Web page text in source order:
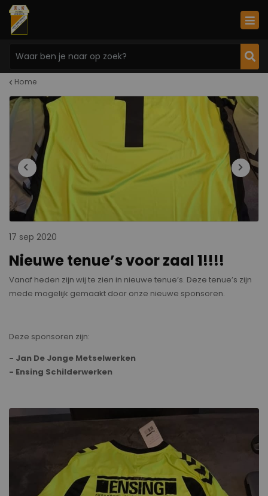
Home
17 sep 2020
Nieuwe tenue’s voor zaal 1!!!!
Vanaf heden zijn wij te zien in nieuwe tenue’s. Deze tenue’s zijn
mede mogelijk gemaakt door onze nieuwe sponsoren.
Deze sponsoren zijn:
- Jan De Jonge Metselwerken
- Ensing Schilderwerken